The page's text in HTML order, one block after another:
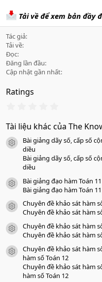
Tải về để xem bản đầy
Tác giả
Tải về
Đọc
Đăng lần đầu
Cập nhật gần nhất
Ratings
0
0
a
Tài liệu khác của The
icon tài liệu
Bài giảng dãy số, cấp số
diều
Bài giảng dãy số, cấp số
diều
icon tài liệu
Bài giảng đạo hàm Toán
Bài giảng đạo hàm Toán
icon tài liệu
Chuyên đề khảo sát hàm
Chuyên đề khảo sát hàm
icon tài liệu
Chuyên đề khảo sát hàm
Chuyên đề khảo sát hàm
icon tài liệu
Chuyên đề khảo sát hàm
hàm số Toán 12
Chuyên đề khảo sát hàm
hàm số Toán 12